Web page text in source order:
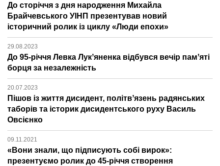
До сторіччя з дня народження Михайла
Брайчевського УІНП презентував новий
історичний ролик із циклу «Люди епохи»
29.08.2023
До 95-річчя Левка Лукʼяненка відбувся вечір памʼяті
борця за незалежність
20.07.2023
Пішов із життя дисидент, політвʼязень радянських
таборів та історик дисидентського руху Василь
Овсієнко
09.11.2021
«Вони знали, що підписують собі вирок»:
презентуємо ролик до 45-річчя створення